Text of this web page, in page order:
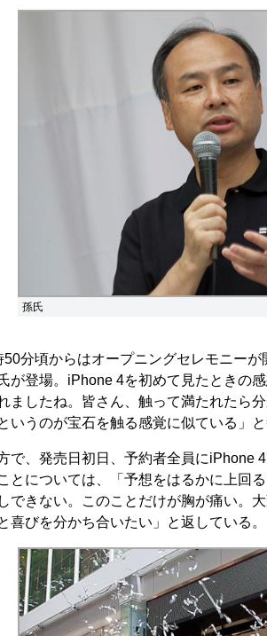
孫氏
分頃からはオープニングセレモニーが
が登場。iPhone 4を初めて見たときの
ましたね。皆さん、触って満たれたら
いうのが宝石を触る感覚に似ている」と
で、発売日初日、予約者全員にiPhone
とについては、「予想をはるかに上回
できない。このことだけが胸が痛い。
喜びを分かち合いたい」と返している。